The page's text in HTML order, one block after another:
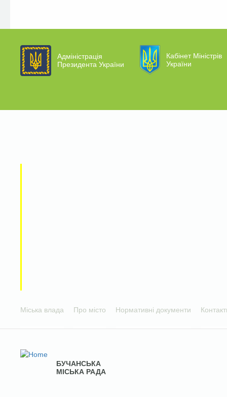
Адміністрація
Президента України
Кабінет Міністрів
України
Міська влада Про місто Нормативні документи
БУЧАНСЬКА
МІСЬКА РАДА